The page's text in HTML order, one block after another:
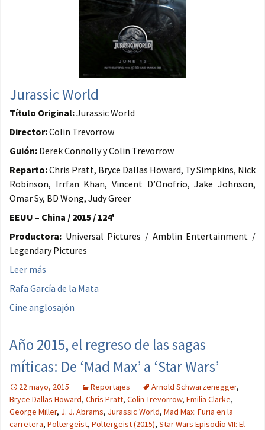
Jurassic World
Título Original:Jurassic World
Director:Colin Trevorrow
Guión: Derek Connolly y Colin Trevorrow
Reparto:Chris Pratt, Bryce Dallas Howard, Ty Simpkins, Nick
Robinson, Irrfan Khan, Vincent D’Onofrio, Jake Johnson,
Omar Sy, BD Wong, Judy Greer
EEUU – China / 2015 / 124'
Productora: Universal Pictures / Amblin Entertainment /
Legendary Pictures
Leer más
Rafa García de la Mata
Cine anglosajón
Año 2015, el regreso de las sagas
míticas: De ‘Mad Max’ a ‘Star Wars’
22 mayo, 2015 Reportajes Arnold Schwarzenegger,
Bryce Dallas Howard, Chris Pratt, Colin Trevorrow, Emilia Clarke,
George Miller, J. J. Abrams, Jurassic World, Mad Max: Furia en la
carretera, Poltergeist, Poltergeist (2015), Star Wars Episodio VII: El